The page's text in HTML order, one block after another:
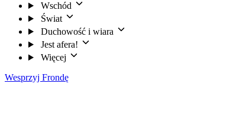
Wschód
Świat
Duchowość i wiara
Jest afera!
Więcej
Wesprzyj Frondę